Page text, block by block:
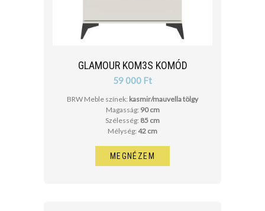
GLAMOUR KOM3S KOMÓD
59 000 Ft
BRW Meble színek: kasmir/mauvella tölgy
Magasság: 90 cm
Szélesség: 85 cm
Mélység: 42 cm
MEGNÉZEM